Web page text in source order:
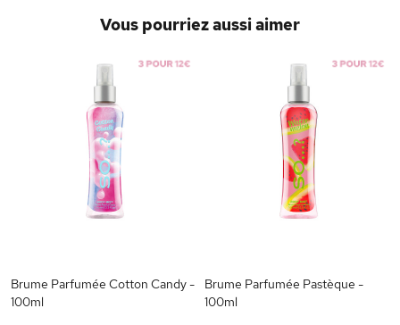
Vous pourriez aussi aimer
Brume Parfumée Cotton Candy -
100ml
Brume Parfumée Pastèque -
100ml